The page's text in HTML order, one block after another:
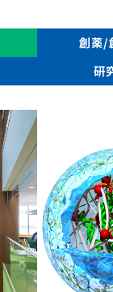
創薬/
研